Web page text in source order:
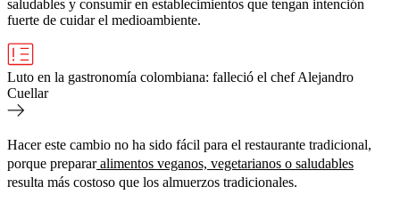
saludables y consumir en establecimientos que tengan intención
fuerte de cuidar el medioambiente.
Luto en la gastronomía colombiana: falleció el chef Alejandro
Cuellar
Hacer este cambio no ha sido fácil para el restaurante tradicional,
porque prepararalimentos veganos, vegetarianos o saludables
resulta más costoso que los almuerzos tradicionales.